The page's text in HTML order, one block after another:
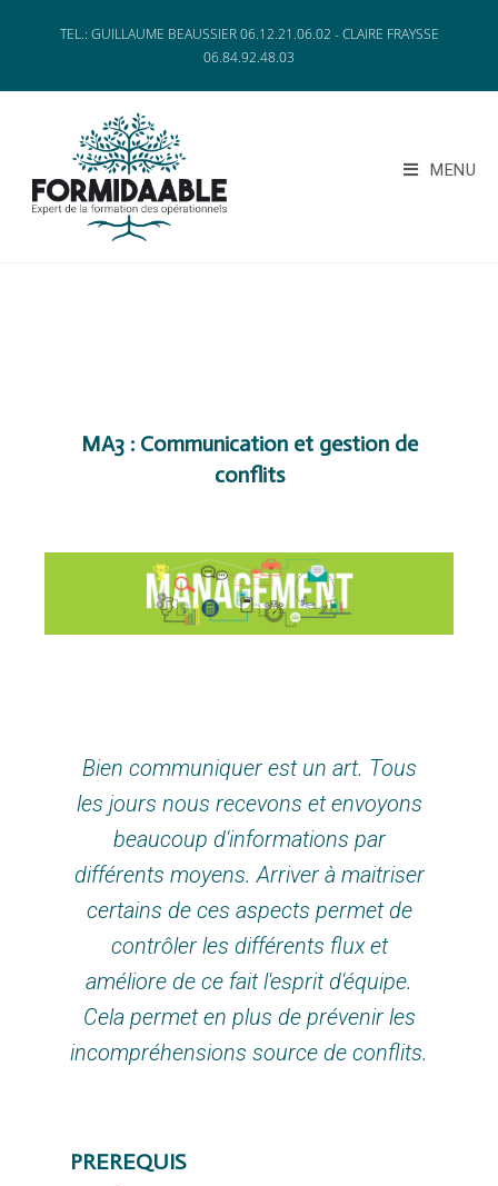
TEL.: GUILLAUME BEAUSSIER 06.12.21.06.02 - CLAIRE FRAYSSE
06.84.92.48.03
MENU
MA3 : Communication et gestion de
conflits
Bien communiquer est un art. Tous
les jours nous recevons et envoyons
beaucoup d'informations par
différents moyens. Arriver à maitriser
certains de ces aspects permet de
contrôler les différents flux et
améliore de ce fait l'esprit d'équipe.
Cela permet en plus de prévenir les
incompréhensions source de conflits.
PREREQUIS